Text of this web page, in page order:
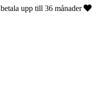
upp till 36 månader